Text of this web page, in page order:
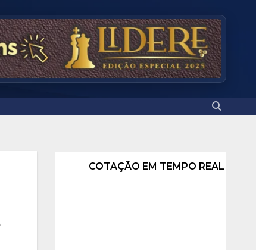
COTAÇÃO EM TEMPO REAL